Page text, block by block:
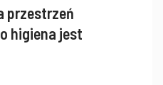
przestrzeń
higiena jest